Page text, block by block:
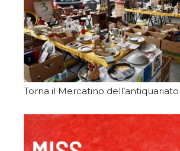
Torna il Mercatino dell’antiquariato